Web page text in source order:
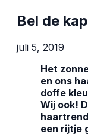
Bel de
juli 5, 2019
Het
en ons
doffe
Wij ook!
een rijtje